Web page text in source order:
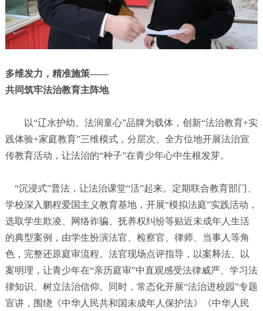
多维发力，精准施策——
共同筑牢法治教育主阵地
以“辽水护幼、法润童心”品牌为载体，创新“法治教育+实
践体验+家庭教育”三维模式，分层次、全方位地开展法治宣
传教育活动，让法治的“种子”在青少年心中生根发芽。
“沉浸式”普法，让法治课堂“活”起来。定期联合教育部门、
学校深入鹏程爱国主义教育基地，开展“模拟法庭”实践活动，
选取学生欺凌、网络诈骗、抚养权纠纷等贴近未成年人生活
的典型案例，由学生扮演法官、检察官、律师、当事人等角
色，完整还原庭审流程。法官现场点评指导，以案释法、以
案明理，让青少年在“亲历庭审”中直观感受法律威严、学习法
律知识、树立法治信仰。同时，常态化开展“法治进校园”专题
宣讲，围绕《中华人民共和国未成年人保护法》《中华人民